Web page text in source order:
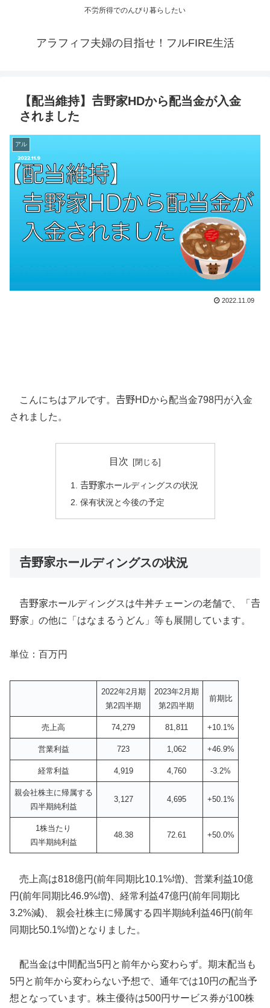
不労所得でのんびり暮らしたい
アラフィフ夫婦の目指せ！フルFIRE生活
【配当維持】𠮷野家HDから配当金が入金
されました
アル
2022.11.09
こんにちはアルです。𠮷野HDから配当金798円が入金
されました。
目次
𠮷野家ホールディングスの状況
保有状況と今後の予定
𠮷野家ホールディングスの状況
𠮷野家ホールディングスは牛丼チェーンの老舗で、「𠮷
野家」の他に「はなまるうどん」等も展開しています。
単位：百万円
2022年2月期
第2四半期
2023年2月期
第2四半期
前期比
売上高 74,279 81,811 +10.1%
営業利益 723 1,062 +46.9%
経常利益 4,919 4,760 -3.2%
親会社株主に帰属する
四半期純利益
3,127 4,695 +50.1%
1株当たり
四半期純利益
48.38 72.61 +50.0%
売上高は818億円(前年同期比10.1%増)、営業利益10億
円(前年同期比46.9%増)、経常利益47億円(前年同期比
3.2%減)、 親会社株主に帰属する四半期純利益46円(前年
同期比50.1%増)となりました。
配当金は中間配当5円と前年から変わらず。期末配当も
5円と前年から変わらない予想で、通年では10円の配当予
想となっています。株主優待は500円サービス券が100株